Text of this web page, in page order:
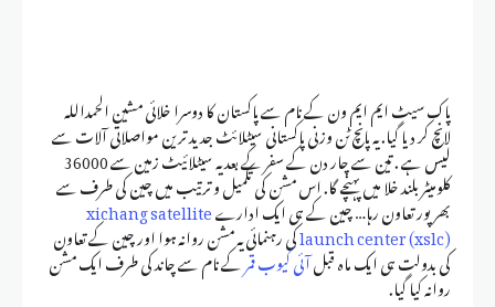
پاک سیٹ ایم ایم ون کے نام سے پاکستان کا دوسرا خلائی مشین الحمداللہ
لانچ کر دیا گیا. یہ پانچ ٹن وزنی پاکستانی سیٹلائٹ جدید ترین مواصلاتی آلات سے
لیس ہے . تین سے چار دن کے سفر کے بعد یہ سیٹلائیٹ زمین سے 36000
کلومیٹر بلند خلا میں پہنچے گا. اس مشن کی تکمیل و ترتیب میں چین کی طرف سے
بھرپور تعاون رہا… چین کے ہی ایک ادارےxichang satellite
launch center (xslc)کی رہنمائی یہ مشن روانہ ہوا اور چین کے تعاون
کی بدولت ہی ایک ماہ قبلآئی کیوب قمرکے نام سے چاند کی طرف ایک مشن
روانہ کیا گیا.